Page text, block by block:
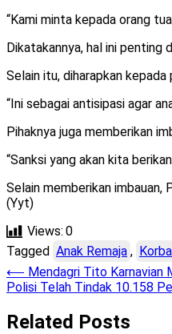
“Kami minta kepada orang
Dikatakannya, hal ini penting
Selain itu, diharapkan
“Ini sebagai antisipasi agar
Pihaknya juga memberikan
“Sanksi yang akan kita
Selain memberikan imbauan,
(Yyt)
Views: 0
Tagged Anak Remaja ,
Post
navigation
⟵ Mendagri Tito Karnavian
Polisi Telah Tindak 10.158
Related Posts